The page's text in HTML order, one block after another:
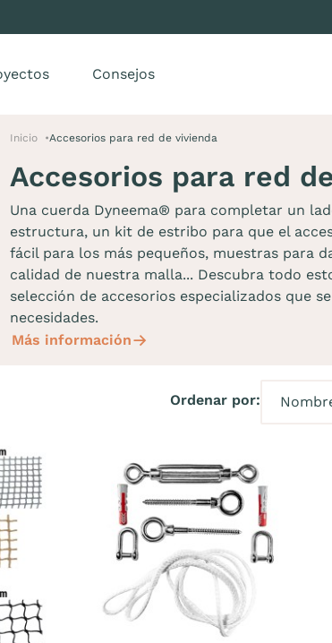
Consejos
Inicio Accesorios para red de vivienda
Accesorios para red
Una cuerda Dyneema® para completar un
estructura, un kit de estribo para que el
fácil para los más pequeños, muestras para
calidad de nuestra malla... Descubra todo
selección de accesorios especializados que
necesidades.
Más información
Ordenar por: